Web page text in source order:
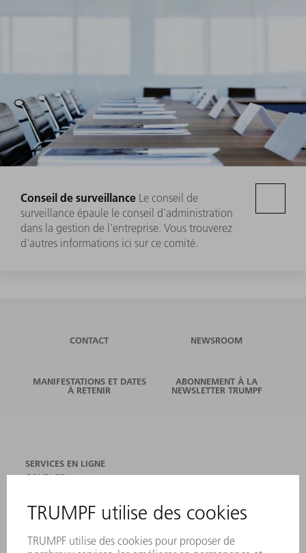
Conseil de surveillance Le conseil de
surveillance épaule le conseil d'administration
dans la gestion de l'entreprise. Vous trouverez
d'autres informations ici sur ce comité.
CONTACT NEWSROOM
MANIFESTATIONS ET DATES
À RETENIR
ABONNEMENT À LA
NEWSLETTER TRUMPF
SERVICES EN LIGNE
CONTACT
MANIFESTATIONS ET DATES À RETENIR
INSCRIPTION À LA NEWSLETTER
PRODUITS